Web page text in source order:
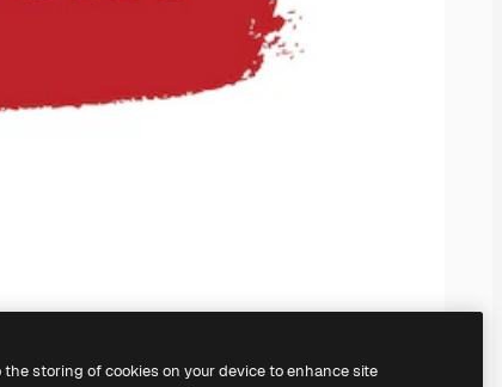
the storing of cookies on your device to enhance site